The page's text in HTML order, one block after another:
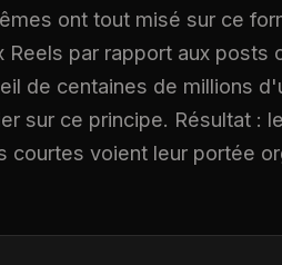
ont tout misé sur ce
Reels par rapport aux posts
de centaines de millions
sur ce principe. Résultat :
courtes voient leur portée